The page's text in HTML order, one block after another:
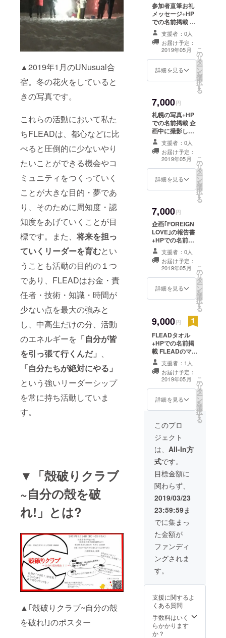
▲2019年1月のUNusual合
宿。冬の花火をしていると
きの写真です。
これらの活動において私た
ちFLEADは、都心などに比
べると圧倒的に少ないやり
たいことができる機会やコ
ミュニティをつくっていく
ことが大きな目的・夢であ
り、そのために周知度・認
知度をあげていくことが目
標です。また、将来を担っ
ていくリーダーを育むとい
うことも活動の目的の１つ
であり、FLEADはお金・責
任者・技術・知識・時間が
少ない点を最大の強みと
し、中高生だけの分、活動
のエネルギーを 「自分が皆
を引っ張て行くんだ」 、
「自分たちが絶対にやる」
という強いリーダーシップ
を常に持ち活動していま
す。
▼「殻破りクラブ
~自分の殻を破
れ!」とは?
▲｢殻破りクラブ~自分の殻
を破れ!｣のポスター
参加者直筆お礼
メッセージ+HP
での名前掲載 当
日参加した参加
者とFLEADメン
バー全員が直筆
でお礼のメッ
セージを書いて
そのメッセージ
インターネット
上のサイトで名
前が掲載されま
す。支援時、必
ず備考欄にご希
望のお名前をご
記入ください。
記入のない場合
はCAMPFIREの
ユーザー名を掲
載いたします。
ご了承くださ
支援者：0人
お届け予定：
2019年05月
詳細を見る
こ
の
リ
タ
ー
ン
を
選
択
す
る
7,000円
札幌の写真+HP
での名前掲載 企
画中に撮影した
札幌の写真をお
送りします。 そ
れにあわせて、
FLEADのイン
ターネット上の
サイトで名前が
お名前をご記入
ください。記入
のない場合は
CAMPFIREの
ユーザー名を掲
載いたします。
ご了承くださ
い。
支援者：0人
お届け予定：
2019年05月
詳細を見る
こ
の
リ
タ
ー
ン
を
選
択
す
る
7,000円
企画｢FOREIGN
LOVE｣の報告書
+HPでの名前掲
載 「FOREIGN
LOVE」という
外国出身の方に
さまざまなこと
をインタビュー
をする企画の結
あわせて、
FLEADのイン
ターネット上の
サイトで名前が
掲載されます。
支援時、必ず備
考欄にご希望の
お名前をご記入
ください。記入
CAMPFIREの
ユーザー名を掲
ご了承くださ
い。
支援者：0人
お届け予定：
2019年05月
詳細を見る
こ
の
リ
タ
ー
ン
を
選
択
す
る
9,000円
FLEADタオル
+HPでの名前掲
載 FLEADのマー
クを施したタオ
ルです。 それに
あわせて、
FLEADのイン
ターネット上の
サイトで名前が
考欄にご希望の
お名前をご記入
ください。記入
のない場合は
CAMPFIREの
ユーザー名を掲
載いたします。
ご了承くださ
い。
支援者：1人
お届け予定：
2019年05月
詳細を見る
こ
の
リ
タ
ー
ン
を
選
択
す
る
このプロ
ジェクト
は、 All-In方
式です。
目標金額に
関わらず、
2019/03/23
23:59:59ま
でに集まっ
た金額が
ファンディ
ングされま
す。
支援に関するよ
くある質問
手数料はいく
らかかります
か？